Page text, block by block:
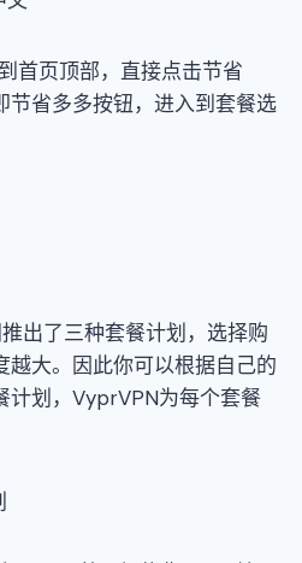
页顶部，直接点击节省
节省多多按钮，进入到套餐选
了三种套餐计划，选择购
越大。因此你可以根据自己的
计划，VyprVPN为每个套餐